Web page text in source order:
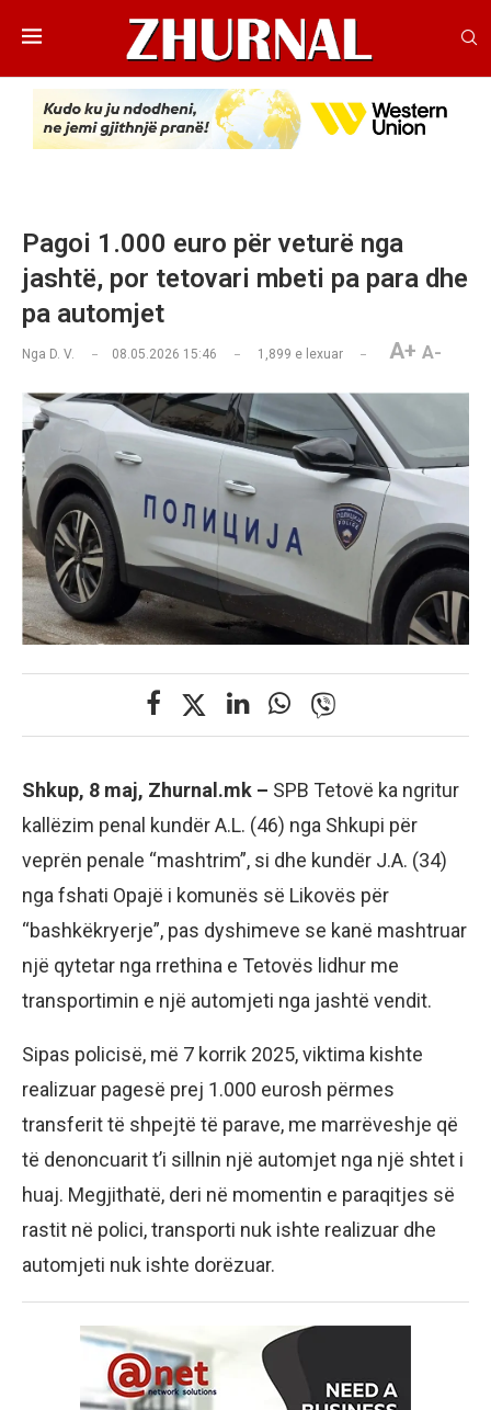
Pagoi 1.000 euro për veturë nga
jashtë, por tetovari mbeti pa para dhe
pa automjet
Nga D. V. 08.05.2026 15:46 1,899 e lexuar A+ A-
Shkup, 8 maj, Zhurnal.mk – SPB Tetovë ka ngritur
kallëzim penal kundër A.L. (46) nga Shkupi për
veprën penale “mashtrim”, si dhe kundër J.A. (34)
nga fshati Opajë i komunës së Likovës për
“bashkëkryerje”, pas dyshimeve se kanë mashtruar
një qytetar nga rrethina e Tetovës lidhur me
transportimin e një automjeti nga jashtë vendit.
Sipas policisë, më 7 korrik 2025, viktima kishte
realizuar pagesë prej 1.000 eurosh përmes
transferit të shpejtë të parave, me marrëveshje që
të denoncuarit t’i sillnin një automjet nga një shtet i
huaj. Megjithatë, deri në momentin e paraqitjes së
rastit në polici, transporti nuk ishte realizuar dhe
automjeti nuk ishte dorëzuar.